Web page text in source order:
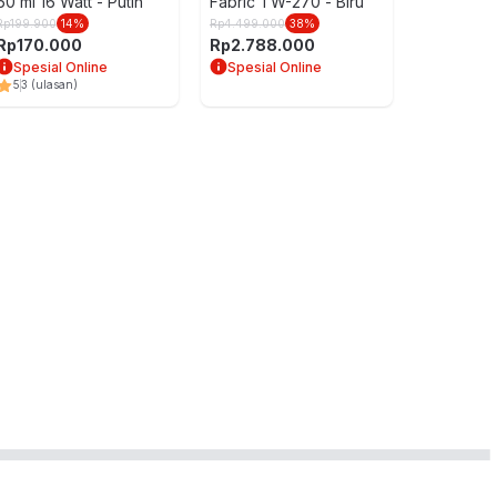
199.900 14%
170.000
Spesial Online
53 (ulasan)
Rp4.499.000 38%
Rp2.788.000
Spesial Online